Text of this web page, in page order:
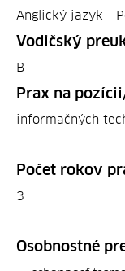
Anglický jazyk -
Vodičský
B
Prax na
informačných
Počet rokov
3
Osobnostné